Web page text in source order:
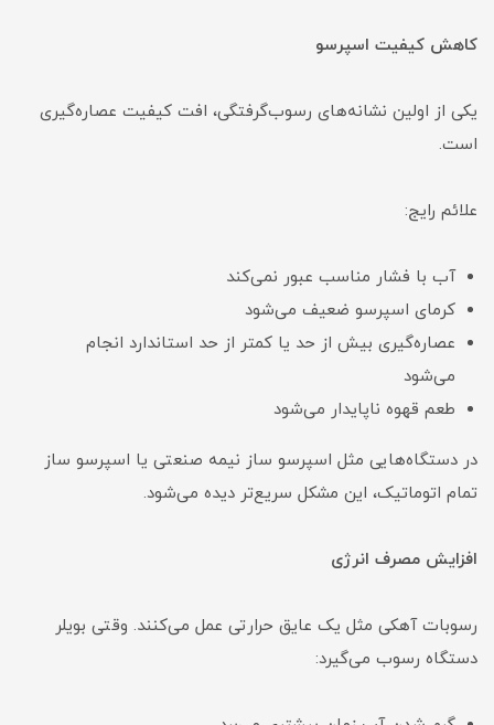
کاهش کیفیت اسپرسو
یکی از اولین نشانه‌های رسوب‌گرفتگی، افت کیفیت عصاره‌گیری
است.
علائم رایج:
آب با فشار مناسب عبور نمی‌کند
کرمای اسپرسو ضعیف می‌شود
عصاره‌گیری بیش از حد یا کمتر از حد استاندارد انجام
می‌شود
طعم قهوه ناپایدار می‌شود
در دستگاه‌هایی مثل اسپرسو ساز نیمه صنعتی یا اسپرسو ساز
تمام اتوماتیک، این مشکل سریع‌تر دیده می‌شود.
افزایش مصرف انرژی
رسوبات آهکی مثل یک عایق حرارتی عمل می‌کنند. وقتی بویلر
دستگاه رسوب می‌گیرد: